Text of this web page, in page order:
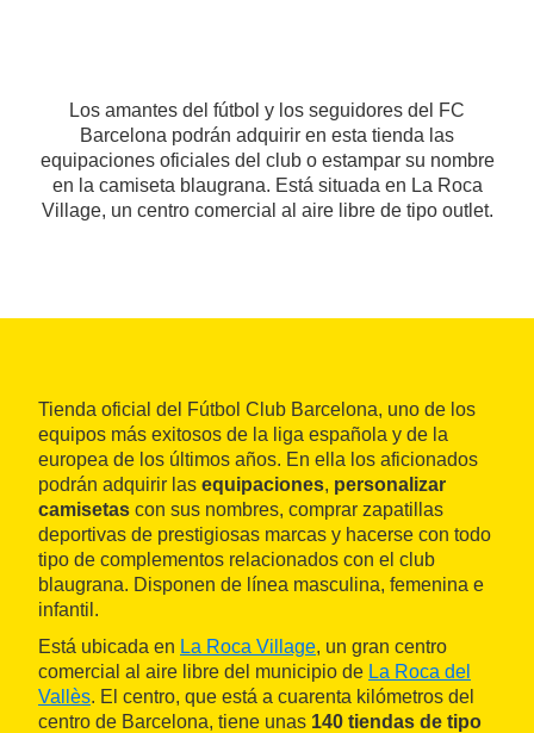
Los amantes del fútbol y los seguidores del FC
Barcelona podrán adquirir en esta tienda las
equipaciones oficiales del club o estampar su nombre
en la camiseta blaugrana. Está situada en La Roca
Village, un centro comercial al aire libre de tipo outlet.
Tienda oficial del Fútbol Club Barcelona, uno de los
equipos más exitosos de la liga española y de la
europea de los últimos años. En ella los aficionados
podrán adquirir las equipaciones, personalizar
camisetas con sus nombres, comprar zapatillas
deportivas de prestigiosas marcas y hacerse con todo
tipo de complementos relacionados con el club
blaugrana. Disponen de línea masculina, femenina e
infantil.
Está ubicada en La Roca Village, un gran centro
comercial al aire libre del municipio de La Roca del
Vallès. El centro, que está a cuarenta kilómetros del
centro de Barcelona, tiene unas 140 tiendas de tipo